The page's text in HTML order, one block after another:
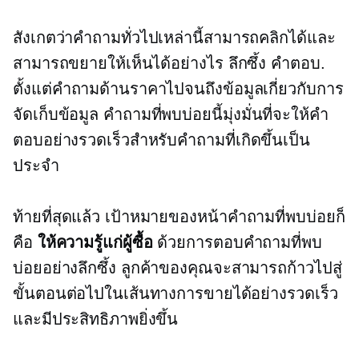
สังเกตว่าคำถามทั่วไปเหล่านี้สามารถคลิกได้และ
สามารถขยายให้เห็นได้อย่างไร ลึกซึ้ง คำตอบ.
ตั้งแต่คำถามด้านราคาไปจนถึงข้อมูลเกี่ยวกับการ
จัดเก็บข้อมูล คำถามที่พบบ่อยนี้มุ่งมั่นที่จะให้คำ
ตอบอย่างรวดเร็วสำหรับคำถามที่เกิดขึ้นเป็น
ประจำ
ท้ายที่สุดแล้ว เป้าหมายของหน้าคำถามที่พบบ่อยก็
คือ ให้ความรู้แก่ผู้ซื้อ ด้วยการตอบคำถามที่พบ
บ่อยอย่างลึกซึ้ง ลูกค้าของคุณจะสามารถก้าวไปสู่
ขั้นตอนต่อไปในเส้นทางการขายได้อย่างรวดเร็ว
และมีประสิทธิภาพยิ่งขึ้น